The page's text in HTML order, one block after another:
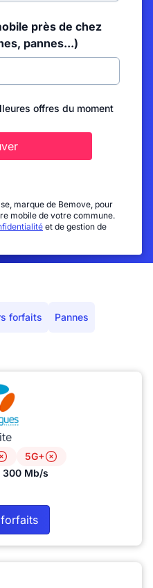
près de chez
pannes...)
offres du moment
marque de Bemove, pour
mobile de votre commune.
et de gestion de
forfaits Pannes
5G+
300 Mb/s